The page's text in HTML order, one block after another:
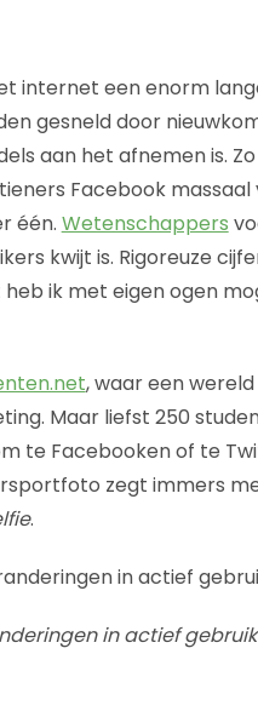
internet een enorm
gesneld door
aan het afnemen is. Zo
Facebook massaal
één. Wetenschappers
kwijt is. Rigoreuze
ik met eigen ogen
, waar een
Maar liefst 250
te Facebooken of te
zegt immers
.
in actief